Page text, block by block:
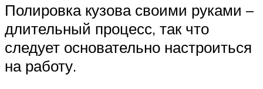
Полировка кузова своими руками –
длительный процесс, так что
следует основательно настроиться
на работу.